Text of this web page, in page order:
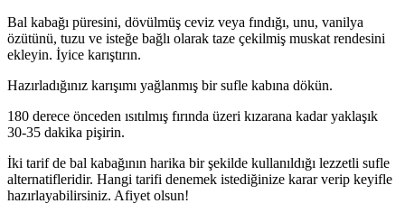
Bal kabağı püresini, dövülmüş ceviz veya fındığı, unu, vanilya
özütünü, tuzu ve isteğe bağlı olarak taze çekilmiş muskat rendesini
ekleyin. İyice karıştırın.
Hazırladığınız karışımı yağlanmış bir sufle kabına dökün.
180 derece önceden ısıtılmış fırında üzeri kızarana kadar yaklaşık
30-35 dakika pişirin.
İki tarif de bal kabağının harika bir şekilde kullanıldığı lezzetli sufle
alternatifleridir. Hangi tarifi denemek istediğinize karar verip keyifle
hazırlayabilirsiniz. Afiyet olsun!